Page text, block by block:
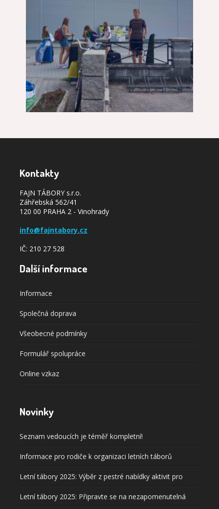
Kontakty
FAJN TÁBORY s.r.o.
Záhřebská 562/41
120 00 PRAHA 2 - Vinohrady
info@fajntabory.cz
IČ: 210 27 528
Další informace
Informace
Společná doprava
Všeobecné podmínky
Formulář spolupráce
Online vzkaz
Novinky
Seznam vedoucích je téměř kompletní!
Informace pro rodiče k organizaci letních táborů
Letní tábory 2025: Výběr z pestré nabídky aktivit pro
každého!
Letní tábory 2025: Připravte se na nezapomenutelná